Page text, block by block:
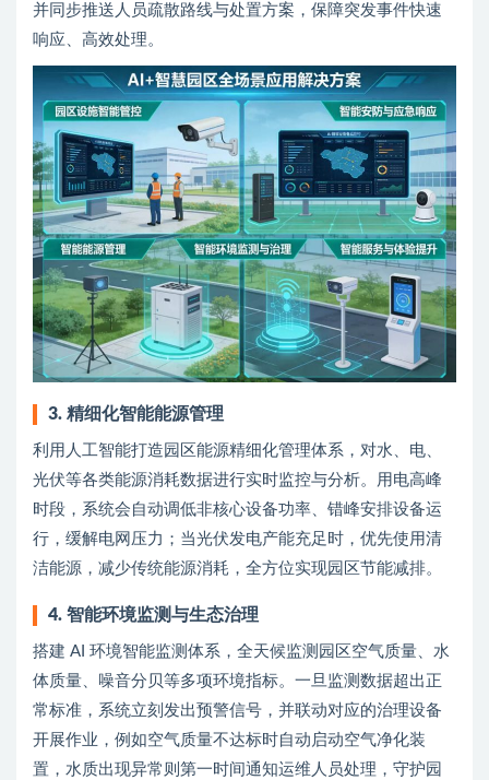
并同步推送人员疏散路线与处置方案，保障突发事件快速
响应、高效处理。
3. 精细化智能能源管理
利用人工智能打造园区能源精细化管理体系，对水、电、
光伏等各类能源消耗数据进行实时监控与分析。用电高峰
时段，系统会自动调低非核心设备功率、错峰安排设备运
行，缓解电网压力；当光伏发电产能充足时，优先使用清
洁能源，减少传统能源消耗，全方位实现园区节能减排。
4. 智能环境监测与生态治理
搭建 AI 环境智能监测体系，全天候监测园区空气质量、水
体质量、噪音分贝等多项环境指标。一旦监测数据超出正
常标准，系统立刻发出预警信号，并联动对应的治理设备
开展作业，例如空气质量不达标时自动启动空气净化装
置，水质出现异常则第一时间通知运维人员处理，守护园